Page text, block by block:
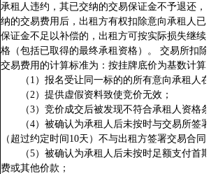
承租人违约，其已交纳的交易保证金不予退还，
纳的交易费用后，出租方有权扣除意向承租人已
保证金不足以补偿的，出租方可按实际损失继续
格（包括已取得的最终承租资格）。 交易所扣除
交易费用的计算标准为：按挂牌底价为基数计算。
（1）报名受让同一标的的所有意向承租人在
（2）提供虚假资料致使竞价无效；
（3）竞价成交后被发现不符合承租人资格条
（4）被确认为承租人后未按时与交易所签署
（超过约定时间10天）不与出租方签署交易合同；
（5）被确认为承租人后未按时足额支付首期
费或其他价款；